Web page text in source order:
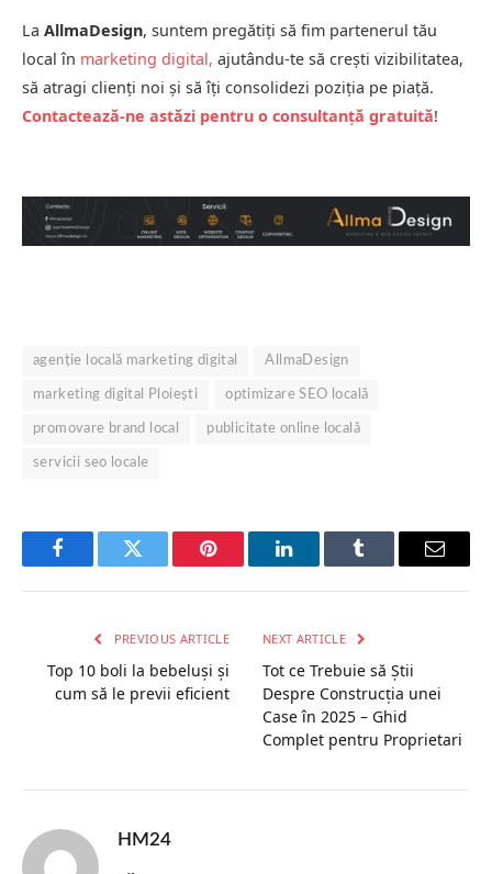
La AllmaDesign, suntem pregătiți să fim partenerul tău
local în marketing digital, ajutându-te să crești vizibilitatea,
să atragi clienți noi și să îți consolidezi poziția pe piață.
Contactează-ne astăzi pentru o consultanță gratuită!
agenție locală marketing digital AllmaDesign
marketing digital Ploiești optimizare SEO locală
promovare brand local publicitate online locală
servicii seo locale
FacebookTwitter Pinterest LinkedInTumblr Email
PREVIOUS ARTICLE
Top 10 boli la bebeluși și
cum să le previi eficient
NEXT ARTICLE
Tot ce Trebuie să Știi
Despre Construcția unei
Case în 2025 – Ghid
Complet pentru Proprietari
HM24